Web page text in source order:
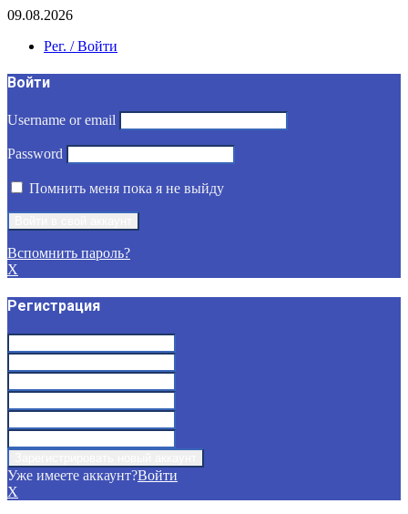
09.08.2026
Рег. / Войти
Войти
Username or email
Password
Помнить меня пока я не выйду
Вспомнить пароль?
X
Регистрация
Уже имеете аккаунт?Войти
X